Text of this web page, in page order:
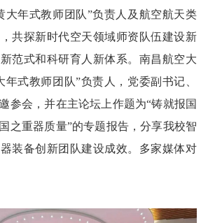
大年式教师团队”负责人及航空航天类
共探新时代空天领域师资队伍建设新
范式和科研育人新体系。南昌航空大
年式教师团队”负责人，党委副书记、
参会，并在主论坛上作题为“铸就报国
之重器质量”的专题报告，分享我校智
装备创新团队建设成效。多家媒体对